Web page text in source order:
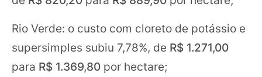
Rio Verde: o custo com cloreto de potássio e
supersimples subiu 7,78%, de R$ 1.271,00
para R$ 1.369,80 por hectare;